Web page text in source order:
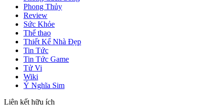
Phong Thủy
Review
Sức Khỏe
Thể thao
Thiết Kế Nhà Đẹp
Tin Tức
Tin Tức Game
Tử Vi
Wiki
Ý Nghĩa Sim
Liên kết hữu ích